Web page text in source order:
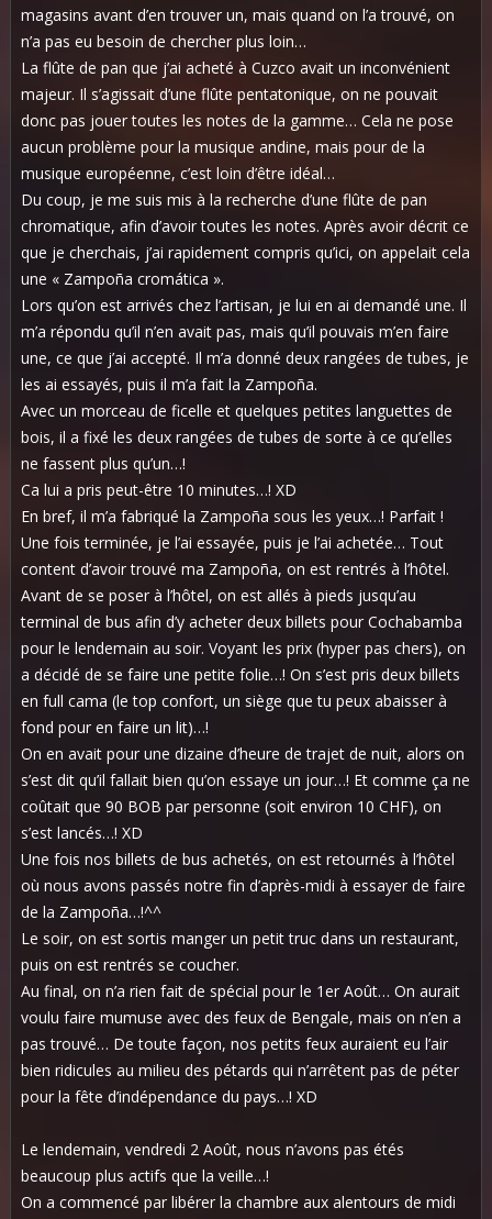
magasins avant d’en trouver un, mais quand on l’a trouvé, on
n’a pas eu besoin de chercher plus loin…
La flûte de pan que j’ai acheté à Cuzco avait un inconvénient
majeur. Il s’agissait d’une flûte pentatonique, on ne pouvait
donc pas jouer toutes les notes de la gamme… Cela ne pose
aucun problème pour la musique andine, mais pour de la
musique européenne, c’est loin d’être idéal…
Du coup, je me suis mis à la recherche d’une flûte de pan
chromatique, afin d’avoir toutes les notes. Après avoir décrit ce
que je cherchais, j’ai rapidement compris qu’ici, on appelait cela
une « Zampoña cromática ».
Lors qu’on est arrivés chez l’artisan, je lui en ai demandé une. Il
m’a répondu qu’il n’en avait pas, mais qu’il pouvais m’en faire
une, ce que j’ai accepté. Il m’a donné deux rangées de tubes, je
les ai essayés, puis il m’a fait la Zampoña.
Avec un morceau de ficelle et quelques petites languettes de
bois, il a fixé les deux rangées de tubes de sorte à ce qu’elles
ne fassent plus qu’un…!
Ca lui a pris peut-être 10 minutes…! XD
En bref, il m’a fabriqué la Zampoña sous les yeux…! Parfait !
Une fois terminée, je l’ai essayée, puis je l’ai achetée… Tout
content d’avoir trouvé ma Zampoña, on est rentrés à l’hôtel.
Avant de se poser à l’hôtel, on est allés à pieds jusqu’au
terminal de bus afin d’y acheter deux billets pour Cochabamba
pour le lendemain au soir. Voyant les prix (hyper pas chers), on
a décidé de se faire une petite folie…! On s’est pris deux billets
en full cama (le top confort, un siège que tu peux abaisser à
fond pour en faire un lit)…!
On en avait pour une dizaine d’heure de trajet de nuit, alors on
s’est dit qu’il fallait bien qu’on essaye un jour…! Et comme ça ne
coûtait que 90 BOB par personne (soit environ 10 CHF), on
s’est lancés…! XD
Une fois nos billets de bus achetés, on est retournés à l’hôtel
où nous avons passés notre fin d’après-midi à essayer de faire
de la Zampoña…!^^
Le soir, on est sortis manger un petit truc dans un restaurant,
puis on est rentrés se coucher.
Au final, on n’a rien fait de spécial pour le 1er Août… On aurait
voulu faire mumuse avec des feux de Bengale, mais on n’en a
pas trouvé… De toute façon, nos petits feux auraient eu l’air
bien ridicules au milieu des pétards qui n’arrêtent pas de péter
pour la fête d’indépendance du pays…! XD
Le lendemain, vendredi 2 Août, nous n’avons pas étés
beaucoup plus actifs que la veille…!
On a commencé par libérer la chambre aux alentours de midi